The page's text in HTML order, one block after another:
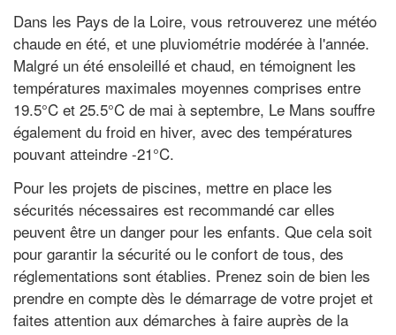
Dans les Pays de la Loire, vous retrouverez une météo
chaude en été, et une pluviométrie modérée à l'année.
Malgré un été ensoleillé et chaud, en témoignent les
températures maximales moyennes comprises entre
19.5°C et 25.5°C de mai à septembre, Le Mans souffre
également du froid en hiver, avec des températures
pouvant atteindre -21°C.
Pour les projets de piscines, mettre en place les
sécurités nécessaires est recommandé car elles
peuvent être un danger pour les enfants. Que cela soit
pour garantir la sécurité ou le confort de tous, des
réglementations sont établies. Prenez soin de bien les
prendre en compte dès le démarrage de votre projet et
faites attention aux démarches à faire auprès de la